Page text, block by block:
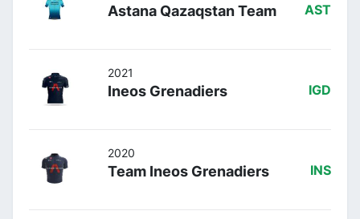
Astana Qazaqstan Team AST
2021
Ineos Grenadiers IGD
2020
Team Ineos Grenadiers INS